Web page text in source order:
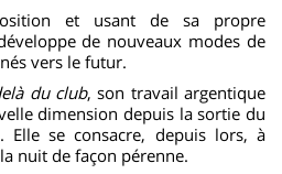
et usant de sa propre
de nouveaux modes de
vers le futur.
du club, son travail argentique
dimension depuis la sortie du
Elle se consacre, depuis lors, à
nuit de façon pérenne.
Pinterest Instagram